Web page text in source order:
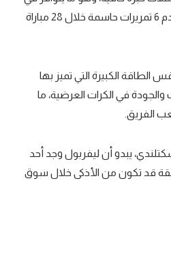
راوم، الذي سجل 3 أهداف وقدم 6 تمريرات حاسمة خلال 28 مباراة
الطاقة الكبيرة التي تميز بها
والجودة في الكرات العرضية، ما
الفريق.
يبدو أن ليفربول وجد أحد
قد تكون من الأذكى خلال سوق